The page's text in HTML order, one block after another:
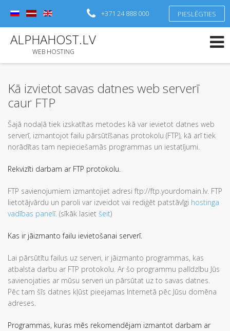
Kā izvietot savas datnes web serverī
caur FTP
Šajā nodaļā tiek izskatītas metodes kā var ievietot datnes web
serverī, izmantojot failu pārsūtīšanas protokolu (FTP), kā arī tiek
norādītas tam nepieciešamās programmas un iestatījumi.
Rekvizīti darbam ar FTP protokolu.
FTP savienojumiem izmantojiet adresi ftp://ftp.yourdomain.lv. FTP
lietotājvārdu un paroli var izveidot vai rediģēt patstāvīgi hostinga
vadības panelī. (sīkāk lasiet šeit)
Kas ir jāizmanto failu ievietošanai serverī.
Lai pārsūtītu failus uz serveri, ir jāizmanto programmas, kas
atbalsta darbu ar FTP protokolu. Ar šo programmu palīdzību Jūs
savienojaties ar mūsu serveri un pārsūtat uz to savas datnes.
Pēc tam šīs datnes kļūst pieejamas Internetā pēc Jūsu domēna
adreses.
Programmas, kuras mēs rekomendējam izmantot darbam ar
Pieslēgties
Lietotāja vārds
Atcerēties mani
Aizmirsāt savu lietotāja vārdu?
PIESLĒGTIES
+371 24 888 000
ALPHAHOST.LV
WEB HOSTING